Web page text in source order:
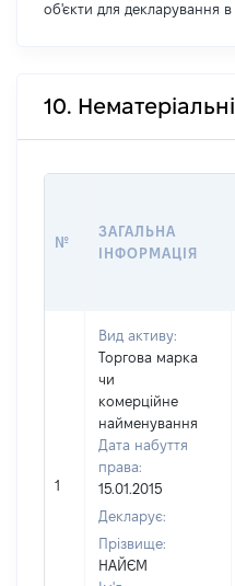
об'єкти для декларування в
10.
№
ЗАГАЛЬНА
ІНФОРМАЦІЯ
1
Вид активу:
Торгова марка
чи
комерційне
найменування
Дата набуття
права:
15.01.2015
Декларує:
Прізвище:
НАЙЄМ